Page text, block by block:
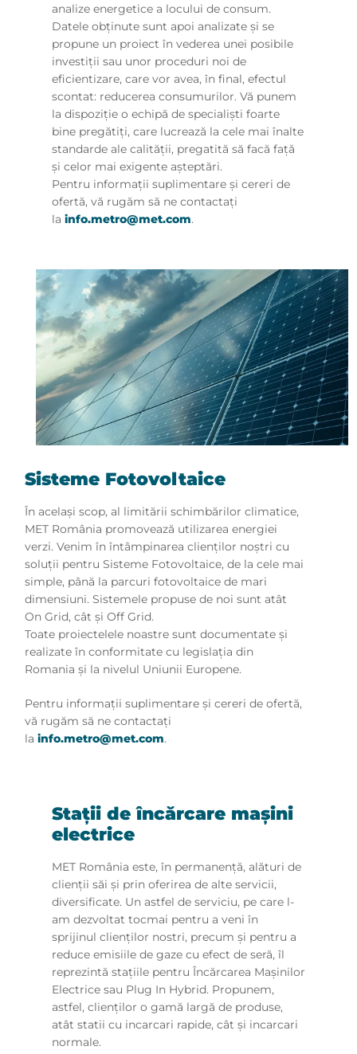
analize energetice a locului de consum.
Datele obţinute sunt apoi analizate şi se
propune un proiect în vederea unei posibile
investiţii sau unor proceduri noi de
eficientizare, care vor avea, în final, efectul
scontat: reducerea consumurilor. Vă punem
la dispoziție o echipă de specialiști foarte
bine pregătiți, care lucrează la cele mai înalte
standarde ale calității, pregatită să facă față
și celor mai exigente așteptări.
Pentru informaţii suplimentare şi cereri de
ofertă, vă rugăm să ne contactaţi
la info.metro@met.com.
Sisteme Fotovoltaice
În acelaşi scop, al limitării schimbărilor climatice,
MET România promovează utilizarea energiei
verzi. Venim în întâmpinarea clienţilor noştri cu
soluţii pentru Sisteme Fotovoltaice, de la cele mai
simple, până la parcuri fotovoltaice de mari
dimensiuni. Sistemele propuse de noi sunt atât
On Grid, cât şi Off Grid.
Toate proiectelele noastre sunt documentate şi
realizate în conformitate cu legislaţia din
Romania şi la nivelul Uniunii Europene.
Pentru informaţii suplimentare şi cereri de ofertă,
vă rugăm să ne contactaţi
lainfo.metro@met.com.
Staţii de încărcare maşini
electrice
MET România este, în permanență, alături de
clienţii săi şi prin oferirea de alte servicii,
diversificate. Un astfel de serviciu, pe care l-
am dezvoltat tocmai pentru a veni în
sprijinul clienţilor nostri, precum şi pentru a
reduce emisiile de gaze cu efect de seră, îl
reprezintă staţiile pentru Încărcarea Maşinilor
Electrice sau Plug In Hybrid. Propunem,
astfel, clienţilor o gamă largă de produse,
atât statii cu incarcari rapide, cât şi incarcari
normale.